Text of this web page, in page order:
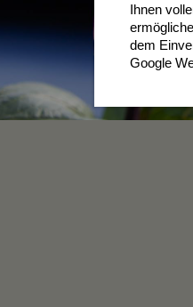
Ihnen
dem
Google